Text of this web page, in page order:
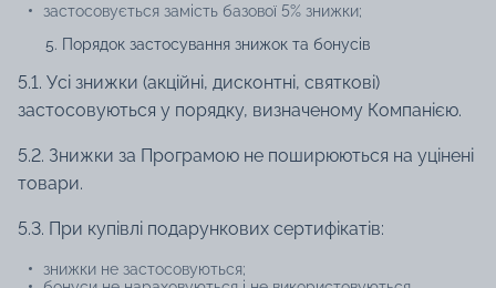
застосовується замість базової 5% знижки;
Порядок застосування знижок та бонусів
5.1. Усі знижки (акційні, дисконтні, святкові)
застосовуються у порядку, визначеному Компанією.
5.2. Знижки за Програмою не поширюються на уцінені
товари.
5.3. При купівлі подарункових сертифікатів:
знижки не застосовуються;